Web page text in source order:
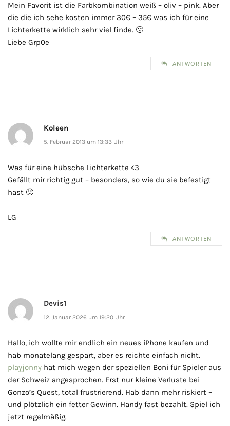
Mein Favorit ist die Farbkombination weiß – oliv – pink. Aber
die die ich sehe kosten immer 30€ – 35€ was ich für eine
Lichterkette wirklich sehr viel finde. 🙁
Liebe Grp0e
ANTWORTEN
Koleen
5. Februar 2013 um 13:33 Uhr
Was für eine hübsche Lichterkette <3
Gefällt mir richtig gut – besonders, so wie du sie befestigt
hast 🙂
LG
ANTWORTEN
Devis1
12. Januar 2026 um 19:20 Uhr
Hallo, ich wollte mir endlich ein neues iPhone kaufen und
hab monatelang gespart, aber es reichte einfach nicht.
playjonny hat mich wegen der speziellen Boni für Spieler aus
der Schweiz angesprochen. Erst nur kleine Verluste bei
Gonzo’s Quest, total frustrierend. Hab dann mehr riskiert –
und plötzlich ein fetter Gewinn. Handy fast bezahlt. Spiel ich
jetzt regelmäßig.